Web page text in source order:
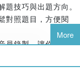
題技巧與出題方向。
對照題目，方便閱
員錄製，讓你提升應
More